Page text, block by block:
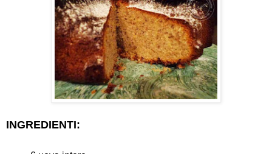
INGREDIENTI: